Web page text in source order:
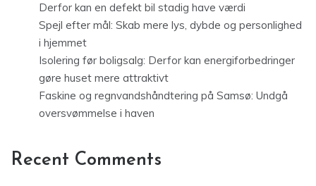
Derfor kan en defekt bil stadig have værdi
Spejl efter mål: Skab mere lys, dybde og personlighed
i hjemmet
Isolering før boligsalg: Derfor kan energiforbedringer
gøre huset mere attraktivt
Faskine og regnvandshåndtering på Samsø: Undgå
oversvømmelse i haven
Recent Comments